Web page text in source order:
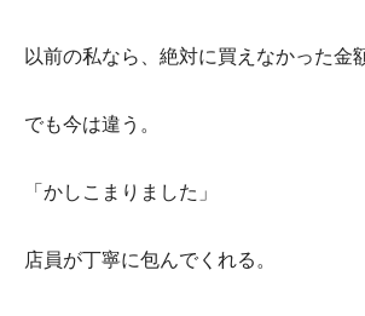
以前の私なら、絶対に買えなかった金
でも今は違う。
「かしこまりました」
店員が丁寧に包んでくれる。